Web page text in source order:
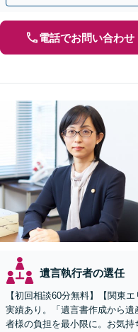
電話でお問い合わせ
遺言執行者の選任
【初回相談60分無料】【関東
実績あり。「遺言書作成から
者様の負担を最小限に。お気